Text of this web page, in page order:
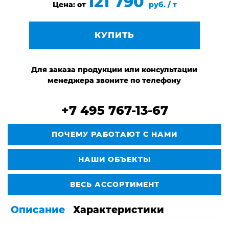
Цена: от руб. / т
КУПИТЬ
Для заказа продукции или консультации
менеджера звоните по телефону
+7 495 767-13-67
ПОЧЕМУ РАБОТАЮТ С НАМИ
НАШИ ОБЪЕКТЫ
ВЕСЬ АССОРТИМЕНТ
Описание Характеристики